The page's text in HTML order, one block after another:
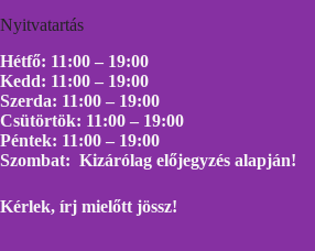
Nyitvatartás
Hétfő: 11:00 – 19:00
Kedd: 11:00 – 19:00
Szerda: 11:00 – 19:00
Csütörtök: 11:00 – 19:00
Péntek: 11:00 – 19:00
Szombat: Kizárólag előjegyzés alapján!
Kérlek, írj mielőtt jössz!